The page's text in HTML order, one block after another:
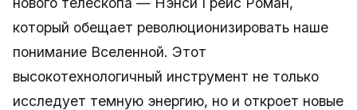
который обещает революционизировать наше
понимание Вселенной. Этот
высокотехнологичный инструмент не только
исследует темную энергию, но и откроет новые